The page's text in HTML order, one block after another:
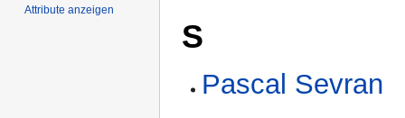
S
Pascal Sevran
Attribute anzeigen